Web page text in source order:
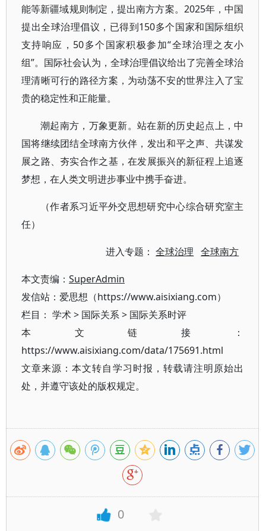
能等新疆域规则制定，提出南方方案。2025年，中国
提出全球治理倡议，已得到150多个国家和国际组织
支持响应，50多个国家积极参加“全球治理之友小
组”。国际社会认为，全球治理倡议给出了完善全球治
理清晰可行的路径方案，为动荡不安的世界注入了宝
贵的稳定性和正能量。
潮起南方，万象更新。站在新的历史起点上，中
国将继续团结全球南方伙伴，发出和平之声、共谋发
展之路、夯实合作之基，在发展振兴的新征程上追逐
梦想，在人类文明进步事业中携手奋进。
（作者系习近平外交思想研究中心综合研究室主
任）
进入专题：全球治理 全球南方
本文责编： SuperAdmin
发信站：爱思想（https://www.aisixiang.com）
栏目： 学术> 国际关系> 国际关系时评
本文链接：
https://www.aisixiang.com/data/175691.html
文章来源：本文转自学习时报，转载请注明原始出
处，并遵守该处的版权规定。
0